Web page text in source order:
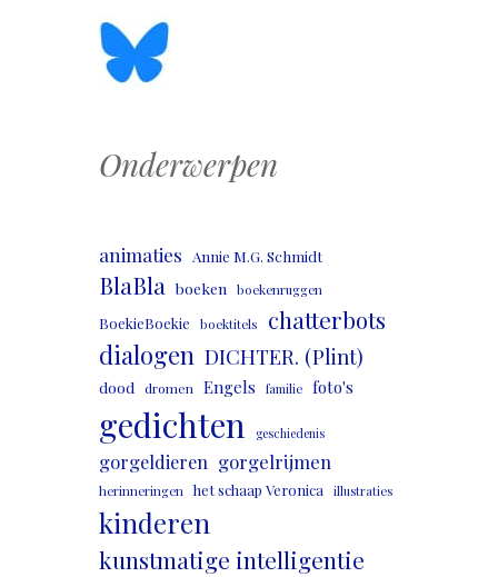
Onderwerpen
animaties Annie M.G. Schmidt
BlaBla boeken boekenruggen
BoekieBoekie boektitels chatterbots
dialogen DICHTER. (Plint)
dood dromen Engels familie foto's
gedichten geschiedenis
gorgeldieren gorgelrijmen
herinneringen het schaap Veronica illustraties
kinderen
kunstmatige intelligentie